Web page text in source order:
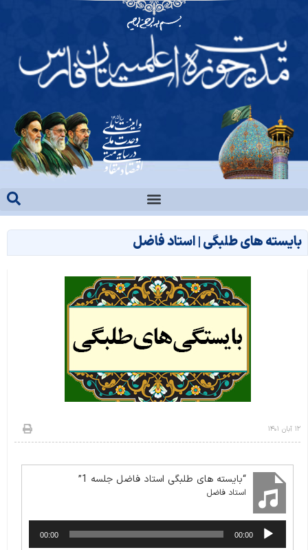
بایسته های طلبگی | استاد فاضل
۱۲ آبان ۱۴۰۱
“بایسته های طلبگی استاد فاضل جلسه 1”
استاد فاضل
پخش‌کننده
صوت
00:00
00:00